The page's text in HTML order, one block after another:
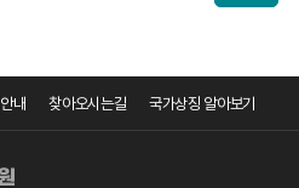
내 찾아오시는길 국가상징 알아보기